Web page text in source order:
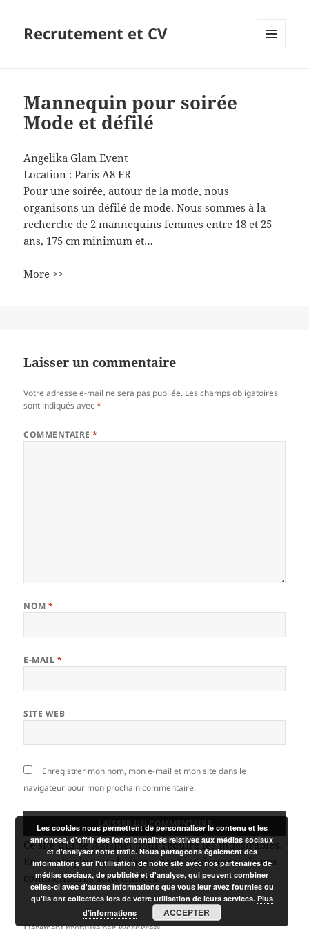
Recrutement et CV
Mannequin pour soirée
Mode et défilé
Angelika Glam Event
Location :Paris A8 FR
Pour une soirée, autour de la mode, nous
organisons un défilé de mode. Nous sommes à la
recherche de 2 mannequins femmes entre 18 et 25
ans, 175 cm minimum et…
More >>
Laisser un commentaire
Votre adresse e-mail ne sera pas publiée. Les champs obligatoires
sont indiqués avec*
COMMENTAIRE*
NOM*
E-MAIL *
SITE WEB
Enregistrer mon nom, mon e-mail et mon site dans le
navigateur pour mon prochain commentaire.
Ce site utilise Akismet pour réduire les indésirables.
En savoir plus sur la façon dont les données de vos
commentaires sont traitées.
Les cookies nous permettent de personnaliser le contenu et les
annonces, d'offrir des fonctionnalités relatives aux médias sociaux
et d'analyser notre trafic. Nous partageons également des
informations sur l'utilisation de notre site avec nos partenaires de
médias sociaux, de publicité et d'analyse, qui peuvent combiner
celles-ci avec d'autres informations que vous leur avez fournies ou
qu'ils ont collectées lors de votre utilisation de leurs services. Plus
d’informations
ACCEPTER